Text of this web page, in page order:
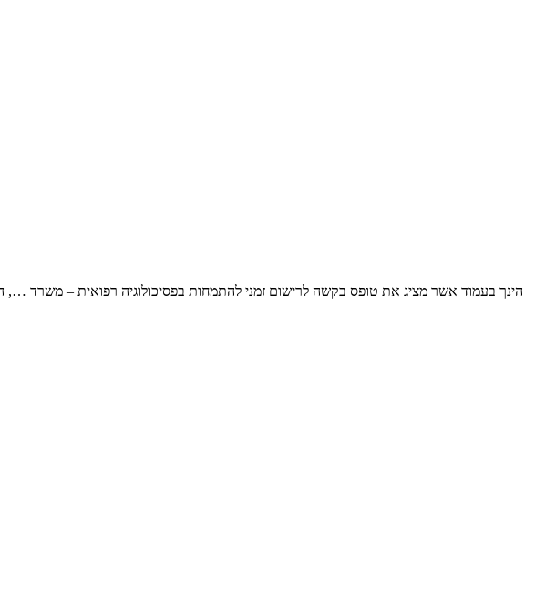
הינך בעמוד אשר מציג את טופס בקשה לרישום זמני להתמחות בפסיכולוגיה רפואית – משרד